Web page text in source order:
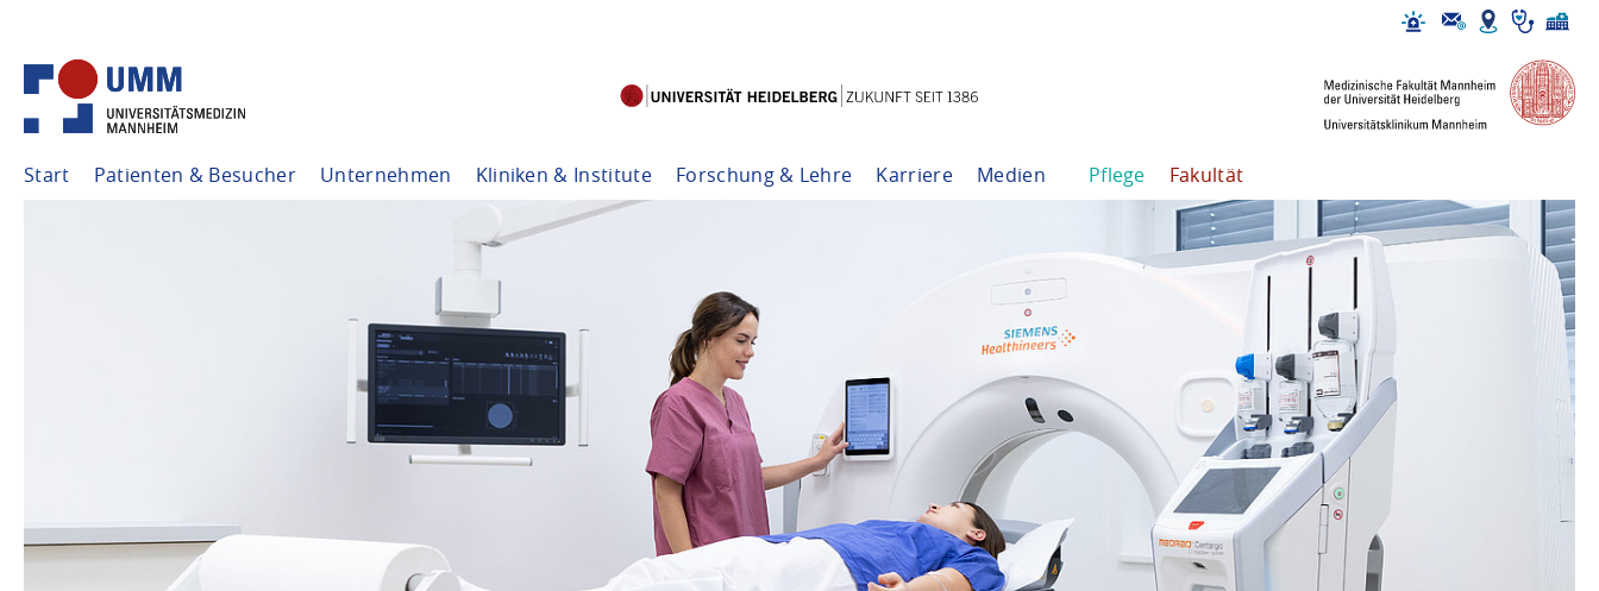
Start Patienten & Besucher Unternehmen Kliniken & Institute Forschung & Lehre Karriere Medien Pflege Fakultät